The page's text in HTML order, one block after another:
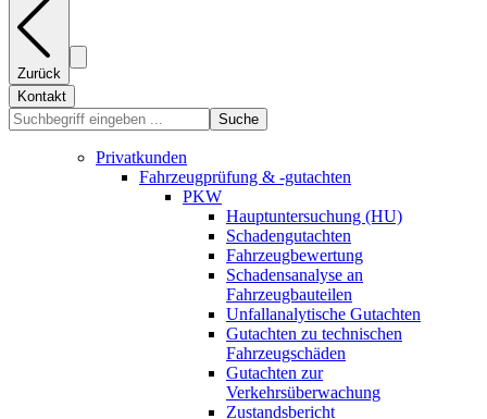
Zurück
Kontakt
Suche
Privatkunden
Fahrzeugprüfung & -gutachten
PKW
Hauptuntersuchung (HU)
Schadengutachten
Fahrzeugbewertung
Schadensanalyse an
Fahrzeugbauteilen
Unfallanalytische Gutachten
Gutachten zu technischen
Fahrzeugschäden
Gutachten zur
Verkehrsüberwachung
Zustandsbericht